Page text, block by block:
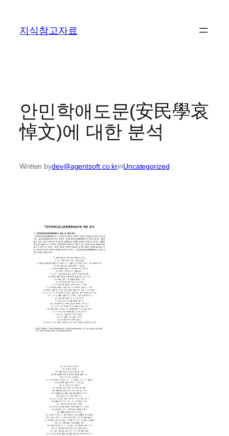
지식참고자료
안민학애도문(安民學哀
悼文)에 대한 분석
Written bydev@agentsoft.co.krinUncategorized